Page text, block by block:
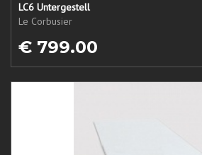
LC6 Untergestell
Le Corbusier
€ 799.00